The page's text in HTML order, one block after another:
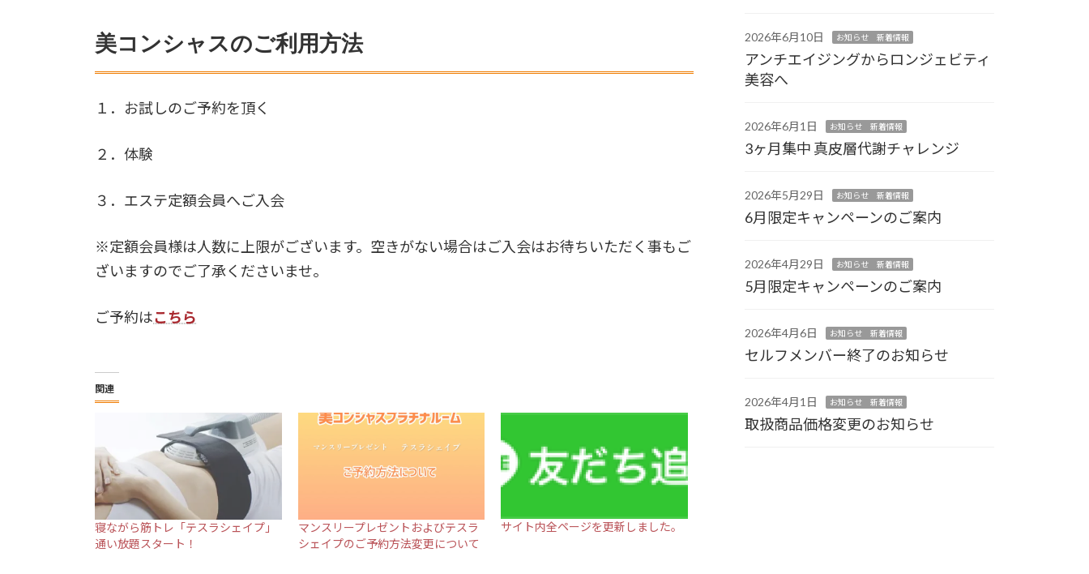
美コンシャスのご利用方法
１．お試しのご予約を頂く
２．体験
３．エステ定額会員へご入会
※定額会員様は人数に上限がございます。空きがない場合はご入会はお待ちいただく事もご
ざいますのでご了承くださいませ。
ご予約はこちら
関連
寝ながら筋トレ「テスラシェイプ」
通い放題スタート！
マンスリープレゼントおよびテスラ
シェイプのご予約方法変更について
サイト内全ページを更新しました。
2026年6月10日 お知らせ 新着情報
アンチエイジングからロンジェビティ
美容へ
2026年6月1日 お知らせ 新着情報
3ヶ月集中 真皮層代謝チャレンジ
2026年5月29日 お知らせ 新着情報
6月限定キャンペーンのご案内
2026年4月29日 お知らせ 新着情報
5月限定キャンペーンのご案内
2026年4月6日 お知らせ 新着情報
セルフメンバー終了のお知らせ
2026年4月1日 お知らせ 新着情報
取扱商品価格変更のお知らせ